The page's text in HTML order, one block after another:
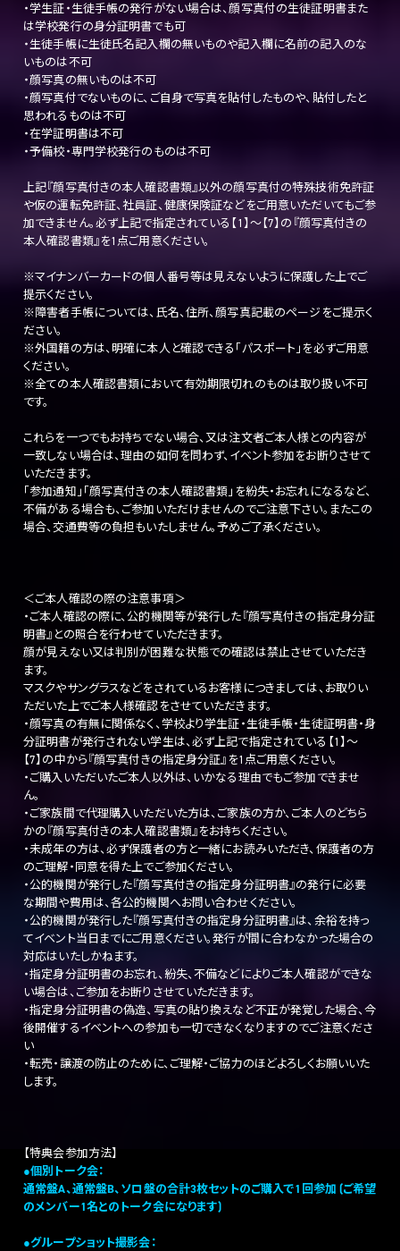
・学生証・生徒手帳の発行がない場合は、顔写真付の生徒証明書また
は学校発行の身分証明書でも可
・生徒手帳に生徒氏名記入欄の無いものや記入欄に名前の記入のな
いものは不可
・顔写真の無いものは不可
・顔写真付でないものに、ご自身で写真を貼付したものや、貼付したと
思われるものは不可
・在学証明書は不可
・予備校・専門学校発行のものは不可
上記『顔写真付きの本人確認書類』以外の顔写真付の特殊技術免許証
や仮の運転免許証、社員証、健康保険証などをご用意いただいてもご参
加できません。必ず上記で指定されている【1】～【7】の『顔写真付きの
本人確認書類』を1点ご用意ください。
※マイナンバーカードの個人番号等は見えないように保護した上でご
提示ください。
※障害者手帳については、氏名、住所、顔写真記載のページをご提示く
ださい。
※外国籍の方は、明確に本人と確認できる「パスポート」を必ずご用意
ください。
※全ての本人確認書類において有効期限切れのものは取り扱い不可
です。
これらを一つでもお持ちでない場合、又は注文者ご本人様との内容が
一致しない場合は、理由の如何を問わず、イベント参加をお断りさせて
いただきます。
「参加通知」「顔写真付きの本人確認書類」を紛失・お忘れになるなど、
不備がある場合も、ご参加いただけませんのでご注意下さい。またこの
場合、交通費等の負担もいたしません。予めご了承ください。
＜ご本人確認の際の注意事項＞
・ご本人確認の際に、公的機関等が発行した『顔写真付きの指定身分証
明書』との照合を行わせていただきます。
顔が見えない又は判別が困難な状態での確認は禁止させていただき
ます。
マスクやサングラスなどをされているお客様につきましては、お取りい
ただいた上でご本人様確認をさせていただきます。
・顔写真の有無に関係なく、学校より学生証・生徒手帳・生徒証明書・身
分証明書が発行されない学生は、必ず上記で指定されている【1】～
【7】の中から『顔写真付きの指定身分証』を1点ご用意ください。
・ご購入いただいたご本人以外は、いかなる理由でもご参加できませ
ん。
・ご家族間で代理購入いただいた方は、ご家族の方か、ご本人のどちら
かの『顔写真付きの本人確認書類』をお持ちください。
・未成年の方は、必ず保護者の方と一緒にお読みいただき、保護者の方
のご理解・同意を得た上でご参加ください。
・公的機関が発行した『顔写真付きの指定身分証明書』の発行に必要
な期間や費用は、各公的機関へお問い合わせください。
・公的機関が発行した『顔写真付きの指定身分証明書』は、余裕を持っ
てイベント当日までにご用意ください。発行が間に合わなかった場合の
対応はいたしかねます。
・指定身分証明書のお忘れ、紛失、不備などによりご本人確認ができな
い場合は、ご参加をお断りさせていただきます。
・指定身分証明書の偽造、写真の貼り換えなど不正が発覚した場合、今
後開催するイベントへの参加も一切できなくなりますのでご注意くださ
い
・転売・譲渡の防止のために、ご理解・ご協力のほどよろしくお願いいた
します。
【特典会参加方法】
●個別トーク会：
通常盤A、通常盤B、ソロ盤の合計3枚セットのご購入で1回参加 (ご希望
のメンバー1名とのトーク会になります)
●グループショット撮影会：